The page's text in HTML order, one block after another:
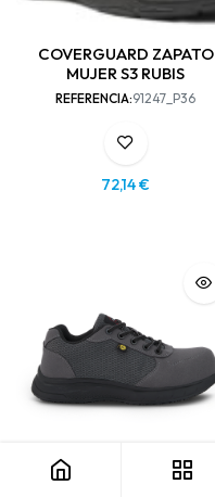
COVERGUARD ZAPATO
MUJER S3 RUBIS
REFERENCIA:91247_P36
72,14€